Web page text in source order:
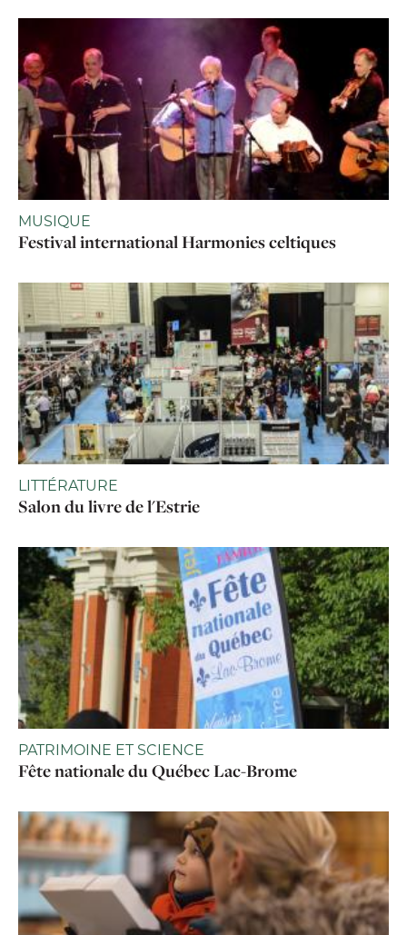
MUSIQUE
Festival international Harmonies celtiques
LITTÉRATURE
Salon du livre de l'Estrie
PATRIMOINE ET SCIENCE
Fête nationale du Québec Lac-Brome